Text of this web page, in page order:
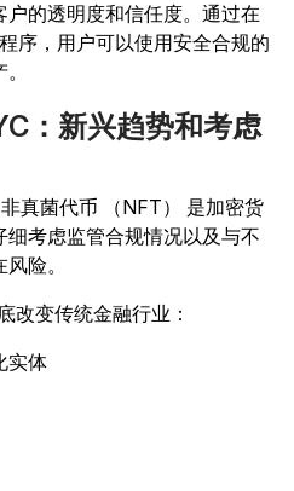
的透明度和信任度。通过在
序，用户可以使用安全合规的
：新兴趋势和考虑
真菌代币 （NFT） 是加密货
考虑监管合规情况以及与不
险。
改变传统金融行业：
实体